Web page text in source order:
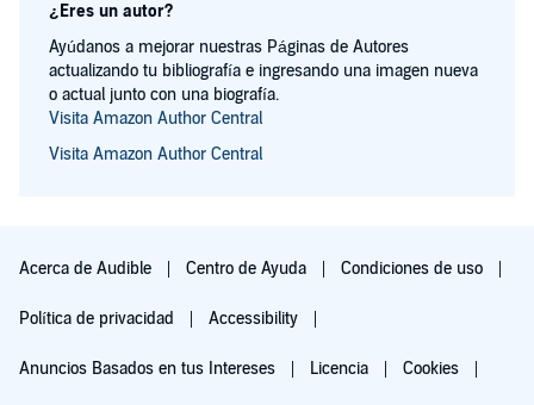
¿Eres un autor?
Ayúdanos a mejorar nuestras Páginas de Autores
actualizando tu bibliografía e ingresando una imagen nueva
o actual junto con una biografía.
Visita Amazon Author Central
Visita Amazon Author Central
Acerca de Audible Centro de Ayuda Condiciones de uso
Política de privacidad Accessibility
Anuncios Basados en tus Intereses Licencia Cookies